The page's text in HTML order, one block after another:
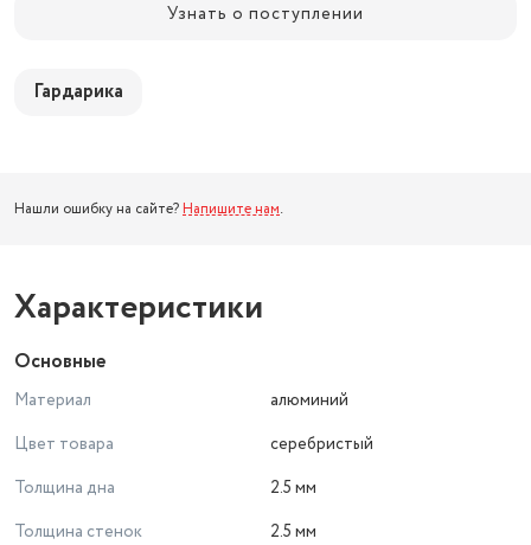
Узнать о поступлении
Гардарика
Нашли ошибку на сайте? Напишите нам.
Характеристики
Основные
Материал
алюминий
Цвет товара
серебристый
Толщина дна
2.5 мм
Толщина стенок
2.5 мм